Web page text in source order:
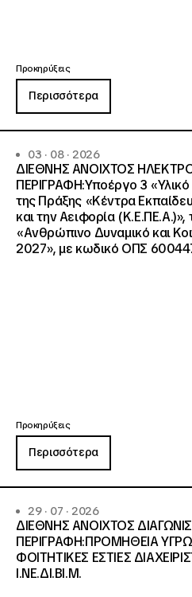
Προκηρύξεις
Περισσότερα
03 · 08 · 2026
ΔΙΕΘΝΗΣ ΑΝΟΙΧΤΟΣ
ΠΕΡΙΓΡΑΦΗ:Υποέργο 3
της Πράξης «Κέντρα
και την Αειφορία
«Ανθρώπινο Δυναμικό και
2027», με κωδικό ΟΠΣ
Προκηρύξεις
Περισσότερα
29 · 07 · 2026
ΔΙΕΘΝΗΣ ΑΝΟΙΧΤΟΣ
ΠΕΡΙΓΡΑΦΗ:ΠΡΟΜΗΘΕΙΑ
ΦΟΙΤΗΤΙΚΕΣ ΕΣΤΙΕΣ
Ι.ΝΕ.ΔΙ.ΒΙ.Μ.